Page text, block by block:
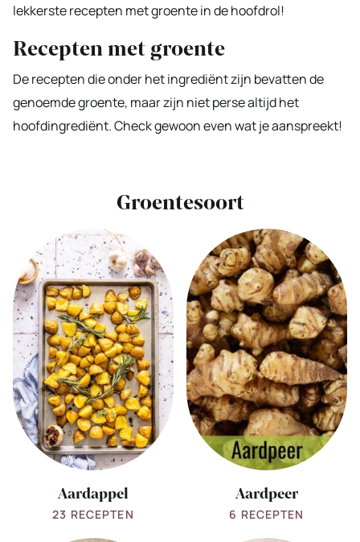
lekkerste recepten met groente in de hoofdrol!
Recepten met groente
De recepten die onder het ingrediënt zijn bevatten de
genoemde groente, maar zijn niet perse altijd het
hoofdingrediënt. Check gewoon even wat je aanspreekt!
Groentesoort
View
all
Aardappel
Aardappel
23 RECEPTEN
View
all
Aardpeer
Aardpeer
6 RECEPTEN